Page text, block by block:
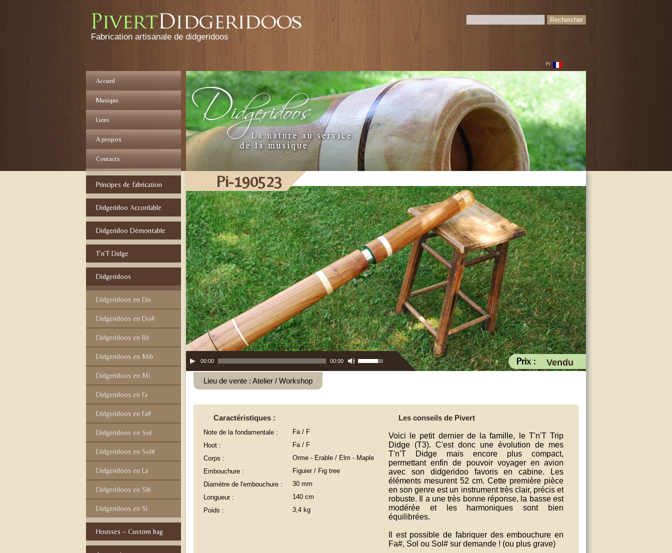
Fabrication artisanale de didgeridoos
Accueil
Musique
Liens
A propos
Contacts
Principes de fabrication
Didgeridoo Accordable
Didgeridoo Démontable
T’n’T Didge
Didgeridoos
Didgeridoos en Do
Didgeridoos en Do#
Didgeridoos en Ré
Didgeridoos en Mib
Didgeridoos en Mi
Didgeridoos en Fa
Didgeridoos en Fa#
Didgeridoos en Sol
Didgeridoos en Sol#
Didgeridoos en La
Didgeridoos en Sib
Didgeridoos en Si
Housses – Custom bag
Pi-190523
Lecteur
00:00 00:00
Utilisez
augmenter
Prix : Vendu
Lieu de vente : Atelier / Workshop
Caractéristiques :
Note de la fondamentale :
Hoot :
Corps :
Embouchure :
Diamètre de l'embouchure :
Longueur :
Poids :
Fa / F
Fa / F
Orme - Erable / Elm - Maple
Figuier / Fig tree
30 mm
140 cm
3,4 kg
Les conseils de Pivert
Voici le petit dernier de la famille, le T'n'T Trip
Didge (T3). C'est donc une évolution de mes
T'n'T Didge mais encore plus compact,
permettant enfin de pouvoir voyager en avion
avec son didgeridoo favoris en cabine. Les
éléments mesurent 52 cm. Cette première pièce
en son genre est un instrument très clair, précis et
robuste. Il a une très bonne réponse, la basse est
modérée et les harmoniques sont bien
équilibrées.
Il est possible de fabriquer des embouchure en
Fa#, Sol ou Sol# sur demande ! (ou plus grave)